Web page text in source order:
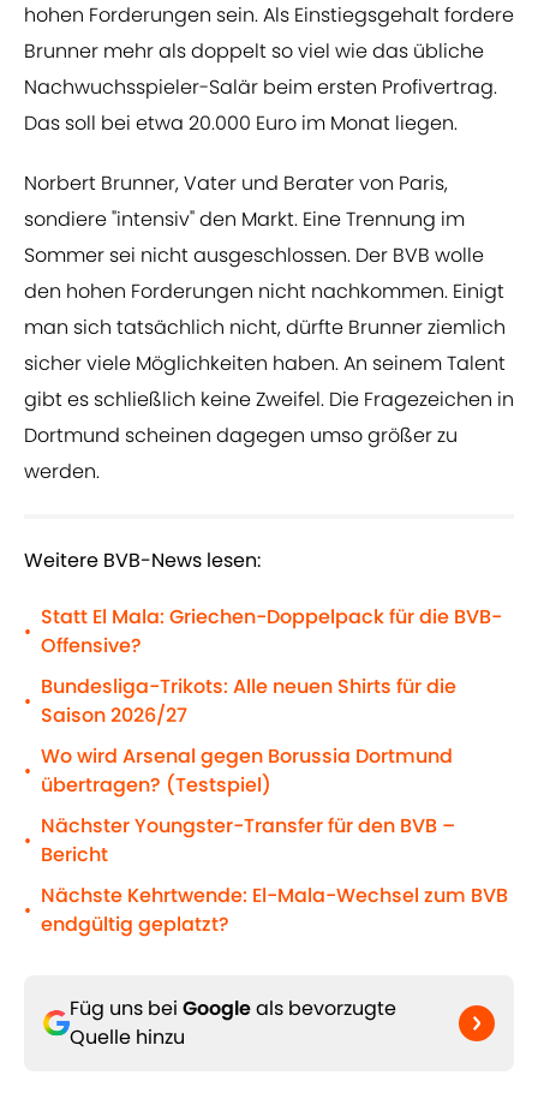
hohen Forderungen sein. Als Einstiegsgehalt fordere
Brunner mehr als doppelt so viel wie das übliche
Nachwuchsspieler-Salär beim ersten Profivertrag.
Das soll bei etwa 20.000 Euro im Monat liegen.
Norbert Brunner, Vater und Berater von Paris,
sondiere "intensiv" den Markt. Eine Trennung im
Sommer sei nicht ausgeschlossen. Der BVB wolle
den hohen Forderungen nicht nachkommen. Einigt
man sich tatsächlich nicht, dürfte Brunner ziemlich
sicher viele Möglichkeiten haben. An seinem Talent
gibt es schließlich keine Zweifel. Die Fragezeichen in
Dortmund scheinen dagegen umso größer zu
werden.
Weitere BVB-News lesen:
•
Statt El Mala: Griechen-Doppelpack für die BVB-
Offensive?
•
Bundesliga-Trikots: Alle neuen Shirts für die
Saison 2026/27
•
Wo wird Arsenal gegen Borussia Dortmund
übertragen? (Testspiel)
•
Nächster Youngster-Transfer für den BVB –
Bericht
•
Nächste Kehrtwende: El-Mala-Wechsel zum BVB
endgültig geplatzt?
Füg uns bei Googleals bevorzugte
Quelle hinzu